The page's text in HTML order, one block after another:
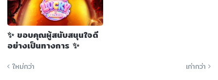
✨ ขอบคุณผู้สนับสนุนใจดี
อย่างเป็นทางการ ✨
ใหม่กว่า เก่ากว่า